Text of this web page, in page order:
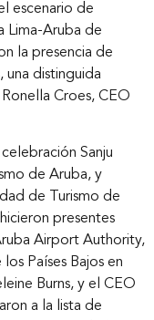
escenario de
Lima-Aruba de
la presencia de
una distinguida
Croes, CEO
Sanju
de Aruba, y
de Turismo de
presentes
Airport Authority,
Países Bajos en
Burns, y el CEO
a la lista de